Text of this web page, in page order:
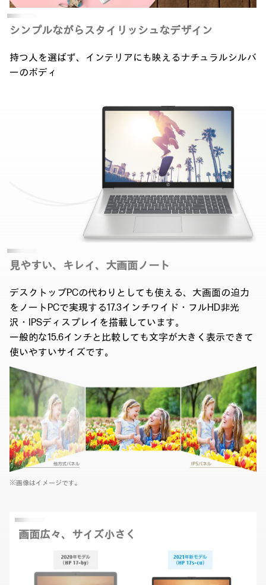
シンプルながらスタイリッシュなデザイン
持つ人を選ばず、インテリアにも映える ナチュラルシルバ
ーのボディ
見やすい、キレイ、 大画面ノート
デスクトップPCの代わりとしても使える、大画面の迫力
をノートPCで実現する17.3インチワイド・フルHD非光
沢・IPSディスプレイを搭載しています。
一般的な15.6インチと比較しても文字が大きく表示できて
使いやすいサイズです。
※画像はイメージです。
画面広々、サイズ小さく